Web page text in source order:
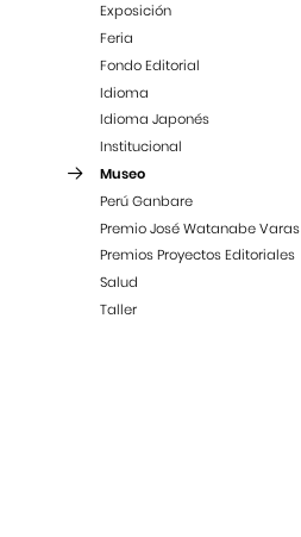
Exposición
Feria
Fondo Editorial
Idioma
Idioma Japonés
Institucional
Museo
Perú Ganbare
Premio José Watanabe Varas
Premios Proyectos Editoriales
Salud
Taller